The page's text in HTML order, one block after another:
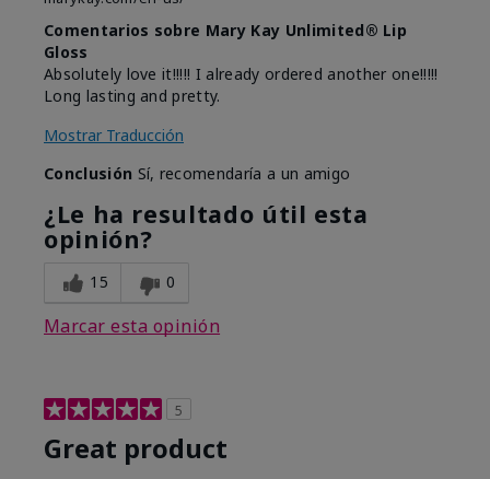
Comentarios sobre Mary Kay Unlimited® Lip
Gloss
Absolutely love it!!!!! I already ordered another one!!!!!
Long lasting and pretty.
Mostrar Traducción
Conclusión Sí, recomendaría a un amigo
¿Le ha resultado útil esta
opinión?
15 0
Marcar esta opinión
5
Great product